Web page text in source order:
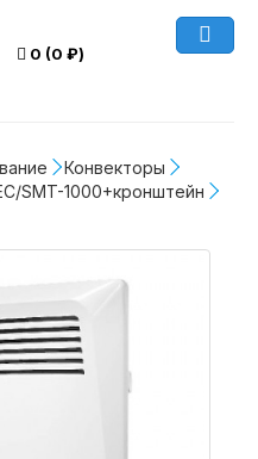
0 (0 ₽)
Конвекторы
SMT-1000+кронштейн